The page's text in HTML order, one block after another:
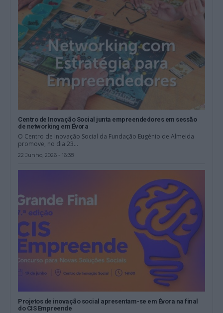
Centro de Inovação Social junta empreendedores em sessão
de networking em Évora
O Centro de Inovação Social da Fundação Eugénio de Almeida
promove, no dia 23...
22 Junho, 2026 - 16:38
Projetos de inovação social apresentam-se em Évora na final
do CIS Empreende